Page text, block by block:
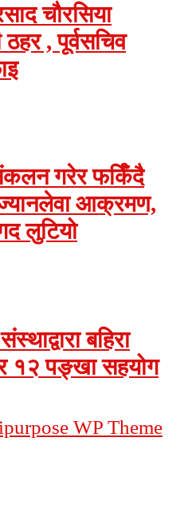
चौरसिया
ठहर , पूर्वसचिव
गरेर फर्किँदै
आक्रमण,
लुटियो
बहिरा
१२ पङ्खा सहयोग